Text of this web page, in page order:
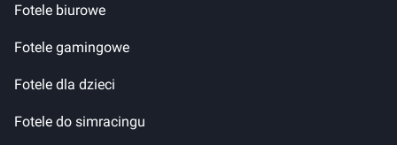
Fotele biurowe
Fotele gamingowe
Fotele dla dzieci
Fotele do simracingu